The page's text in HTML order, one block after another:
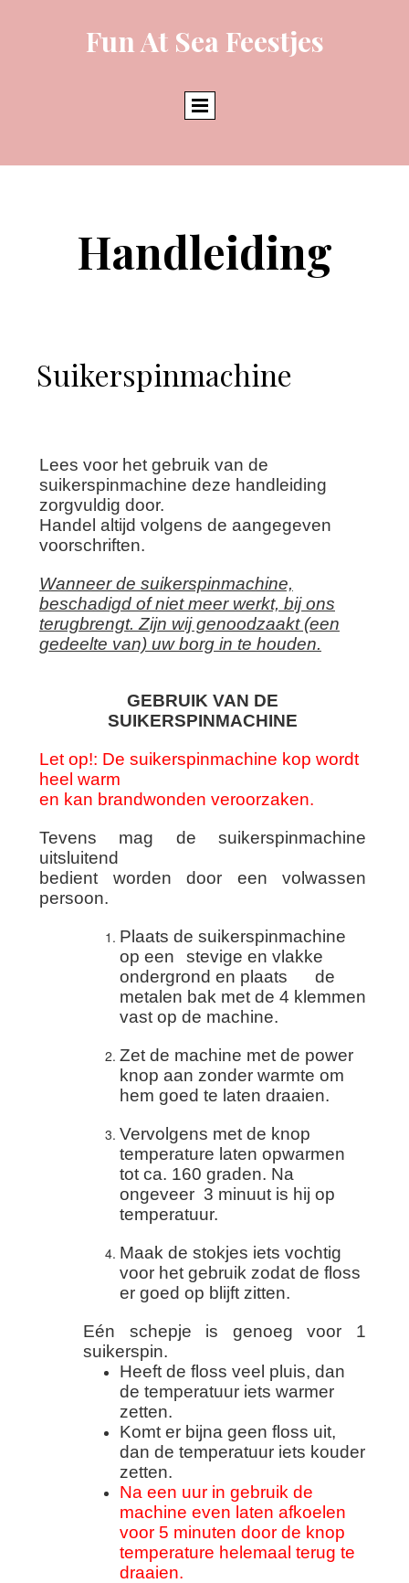
Fun At Sea Feestjes
Handleiding
Suikerspinmachine
Lees voor het gebruik van de
suikerspinmachine deze handleiding
zorgvuldig door.
Handel altijd volgens de aangegeven
voorschriften.
Wanneer de suikerspinmachine,
beschadigd of niet meer werkt, bij ons
terugbrengt. Zijn wij genoodzaakt (een
gedeelte van) uw borg in te houden.
GEBRUIK VAN DE
SUIKERSPINMACHINE
Let op!: De suikerspinmachine kop wordt
heel warm
en kan brandwonden veroorzaken.
Tevens mag de suikerspinmachine
uitsluitend
bedient worden door een volwassen
persoon.
Plaats de suikerspinmachine
op een
stevige en vlakke
ondergrond en plaats de
metalen bak met de 4 klemmen
vast op de machine.
Zet de machine met de power
knop aan zonder warmte om
hem goed te laten draaien.
Vervolgens met de knop
temperature laten opwarmen
tot ca. 160 graden. Na
ongeveer 3 minuut is hij op
temperatuur.
Maak de stokjes iets vochtig
voor het gebruik zodat de floss
er goed op blijft zitten.
Eén schepje is genoeg voor 1
suikerspin.
Heeft de floss veel pluis, dan
de temperatuur iets warmer
zetten.
Komt er bijna geen floss uit,
dan de temperatuur iets kouder
zetten.
Na een uur in gebruik de
machine even laten afkoelen
voor 5 minuten door de knop
temperature helemaal terug te
draaien.